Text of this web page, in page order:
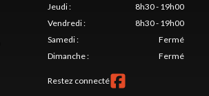
Jeudi:
8h30 - 19h00
Vendredi:
8h30 - 19h00
Samedi:
Fermé
Dimanche: Fermé
Restez connecté